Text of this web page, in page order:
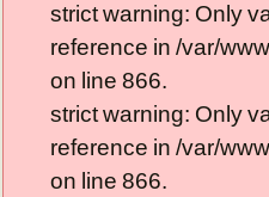
strict warning: Only
reference in /var/
on line 866.
strict warning: Only
reference in /var/
on line 866.